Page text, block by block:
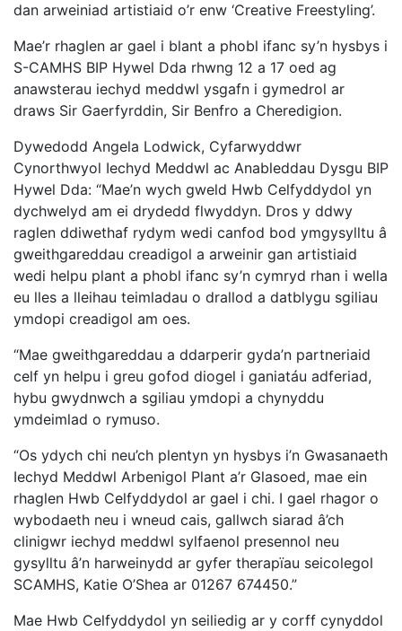
dan arweiniad artistiaid o’r enw ‘Creative Freestyling’.
Mae’r rhaglen ar gael i blant a phobl ifanc sy’n hysbys i
S-CAMHS BIP Hywel Dda rhwng 12 a 17 oed ag
anawsterau iechyd meddwl ysgafn i gymedrol ar
draws Sir Gaerfyrddin, Sir Benfro a Cheredigion.
Dywedodd Angela Lodwick, Cyfarwyddwr
Cynorthwyol Iechyd Meddwl ac Anableddau Dysgu BIP
Hywel Dda: “Mae’n wych gweld Hwb Celfyddydol yn
dychwelyd am ei drydedd flwyddyn. Dros y ddwy
raglen ddiwethaf rydym wedi canfod bod ymgysylltu â
gweithgareddau creadigol a arweinir gan artistiaid
wedi helpu plant a phobl ifanc sy’n cymryd rhan i wella
eu lles a lleihau teimladau o drallod a datblygu sgiliau
ymdopi creadigol am oes.
“Mae gweithgareddau a ddarperir gyda’n partneriaid
celf yn helpu i greu gofod diogel i ganiatáu adferiad,
hybu gwydnwch a sgiliau ymdopi a chynyddu
ymdeimlad o rymuso.
“Os ydych chi neu’ch plentyn yn hysbys i’n Gwasanaeth
Iechyd Meddwl Arbenigol Plant a’r Glasoed, mae ein
rhaglen Hwb Celfyddydol ar gael i chi. I gael rhagor o
wybodaeth neu i wneud cais, gallwch siarad â’ch
clinigwr iechyd meddwl sylfaenol presennol neu
gysylltu â’n harweinydd ar gyfer therapïau seicolegol
SCAMHS, Katie O’Shea ar 01267 674450.”
Mae Hwb Celfyddydol yn seiliedig ar y corff cynyddol